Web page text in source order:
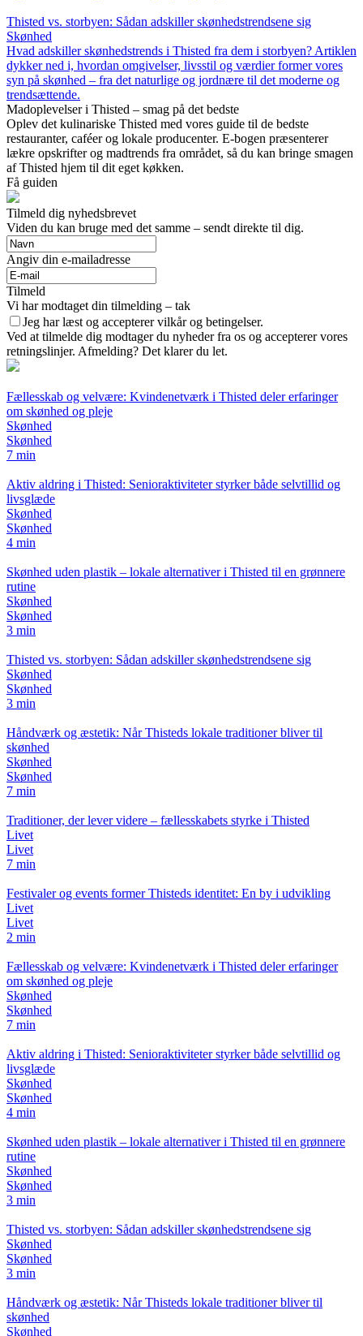
Thisted vs. storbyen: Sådan adskiller skønhedstrendsene sig
Skønhed
Hvad adskiller skønhedstrends i Thisted fra dem i storbyen? Artiklen
dykker ned i, hvordan omgivelser, livsstil og værdier former vores
syn på skønhed – fra det naturlige og jordnære til det moderne og
trendsættende.
Madoplevelser i Thisted – smag på det bedste
Oplev det kulinariske Thisted med vores guide til de bedste
restauranter, caféer og lokale producenter. E-bogen præsenterer
lækre opskrifter og madtrends fra området, så du kan bringe smagen
af Thisted hjem til dit eget køkken.
Få guiden
Tilmeld dig nyhedsbrevet
Viden du kan bruge med det samme – sendt direkte til dig.
Angiv din e-mailadresse
Tilmeld
Vi har modtaget din tilmelding – tak
Jeg har læst og accepterer vilkår og betingelser.
Ved at tilmelde dig modtager du nyheder fra os og accepterer vores
retningslinjer. Afmelding? Det klarer du let.
Fællesskab og velvære: Kvindenetværk i Thisted deler erfaringer
om skønhed og pleje
Skønhed
Skønhed
7 min
Aktiv aldring i Thisted: Senioraktiviteter styrker både selvtillid og
livsglæde
Skønhed
Skønhed
4 min
Skønhed uden plastik – lokale alternativer i Thisted til en grønnere
rutine
Skønhed
Skønhed
3 min
Thisted vs. storbyen: Sådan adskiller skønhedstrendsene sig
Skønhed
Skønhed
3 min
Håndværk og æstetik: Når Thisteds lokale traditioner bliver til
skønhed
Skønhed
Skønhed
7 min
Traditioner, der lever videre – fællesskabets styrke i Thisted
Livet
Livet
7 min
Festivaler og events former Thisteds identitet: En by i udvikling
Livet
Livet
2 min
Fællesskab og velvære: Kvindenetværk i Thisted deler erfaringer
om skønhed og pleje
Skønhed
Skønhed
7 min
Aktiv aldring i Thisted: Senioraktiviteter styrker både selvtillid og
livsglæde
Skønhed
Skønhed
4 min
Skønhed uden plastik – lokale alternativer i Thisted til en grønnere
rutine
Skønhed
Skønhed
3 min
Thisted vs. storbyen: Sådan adskiller skønhedstrendsene sig
Skønhed
Skønhed
3 min
Håndværk og æstetik: Når Thisteds lokale traditioner bliver til
skønhed
Skønhed